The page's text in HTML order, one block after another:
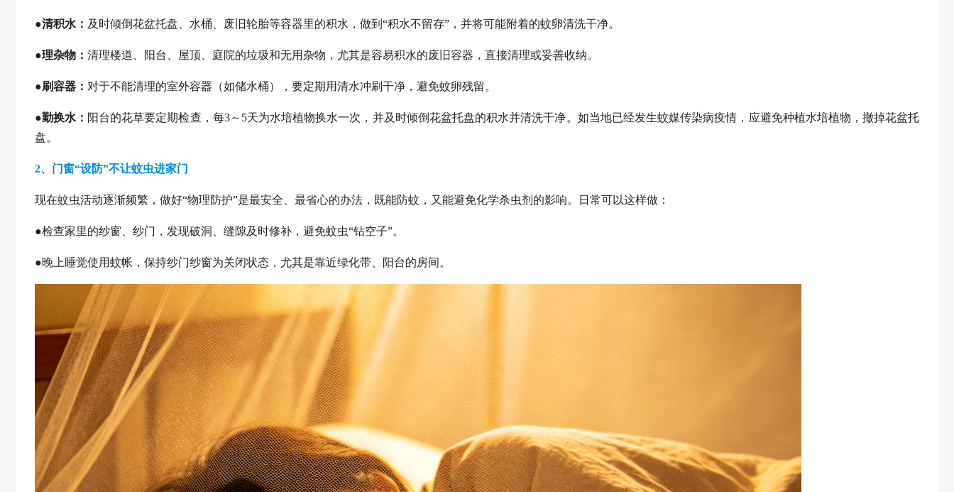
●清积水： 及时倾倒花盆托盘、水桶、废旧轮胎等容器里的积水，做到“积水不留存”，并将可能附着的蚊卵清洗干净。
●理杂物： 清理楼道、阳台、屋顶、庭院的垃圾和无用杂物，尤其是容易积水的废旧容器，直接清理或妥善收纳。
●刷容器： 对于不能清理的室外容器（如储水桶），要定期用清水冲刷干净，避免蚊卵残留。
●勤换水： 阳台的花草要定期检查，每3～5天为水培植物换水一次，并及时倾倒花盆托盘的积水并清洗干净。如当地已经发生蚊媒传染病疫情，应避免种植水培植物，撤掉花盆托
盘。
2、门窗“设防”不让蚊虫进家门
现在蚊虫活动逐渐频繁，做好“物理防护”是最安全、最省心的办法，既能防蚊，又能避免化学杀虫剂的影响。日常可以这样做：
●检查家里的纱窗、纱门，发现破洞、缝隙及时修补，避免蚊虫“钻空子”。
●晚上睡觉使用蚊帐，保持纱门纱窗为关闭状态，尤其是靠近绿化带、阳台的房间。